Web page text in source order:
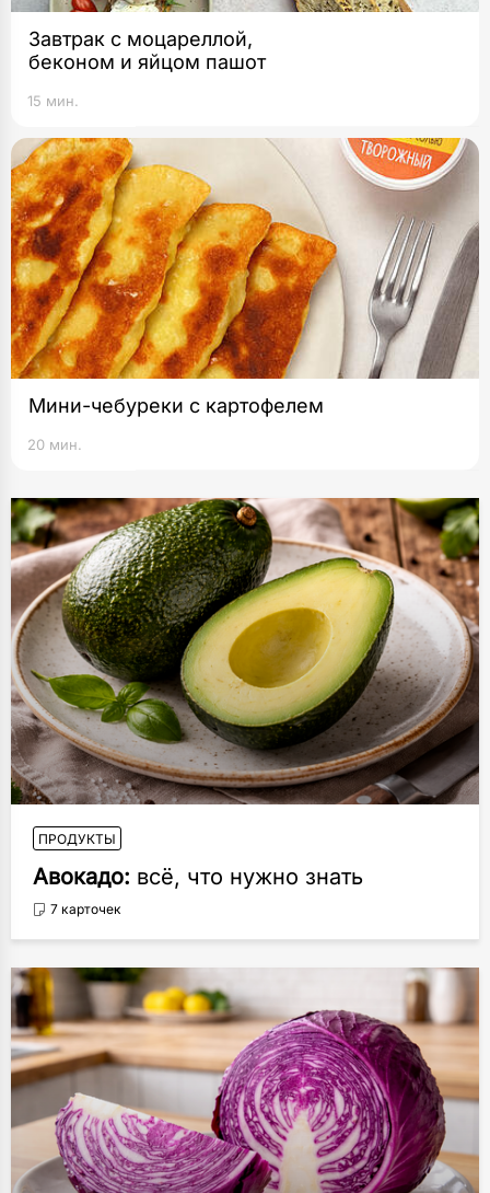
Завтрак с моцареллой,
беконом и яйцом пашот
15 мин.
Мини-чебуреки с картофелем
20 мин.
ПРОДУКТЫ
Авокадо: всё, что нужно знать
7 карточек